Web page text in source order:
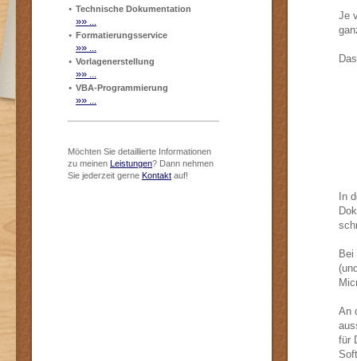
Je
In
An
für
· Technische Dokumentation
»»
· Formatierungsservice
»»
· Vorlagenerstellung
»»
· VBA-Programmierung
»»
Möchten Sie detaillierte Informationen
zu meinen Leistungen? Dann nehmen
Sie jederzeit gerne Kontakt auf!